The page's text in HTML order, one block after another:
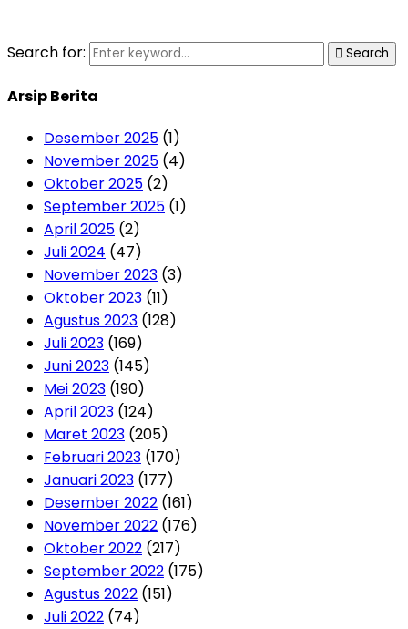
Search for: Search
Arsip Berita
Desember 2025 (1)
November 2025 (4)
Oktober 2025 (2)
September 2025 (1)
April 2025 (2)
Juli 2024 (47)
November 2023 (3)
Oktober 2023 (11)
Agustus 2023 (128)
Juli 2023 (169)
Juni 2023 (145)
Mei 2023 (190)
April 2023 (124)
Maret 2023 (205)
Februari 2023 (170)
Januari 2023 (177)
Desember 2022 (161)
November 2022 (176)
Oktober 2022 (217)
September 2022 (175)
Agustus 2022 (151)
Juli 2022 (74)